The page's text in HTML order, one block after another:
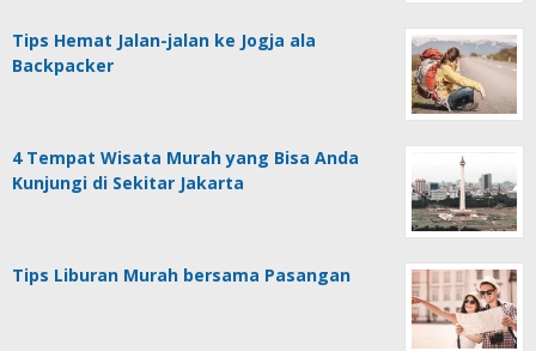
Tips Hemat Jalan-jalan ke Jogja ala
Backpacker
4 Tempat Wisata Murah yang Bisa Anda
Kunjungi di Sekitar Jakarta
Tips Liburan Murah bersama Pasangan